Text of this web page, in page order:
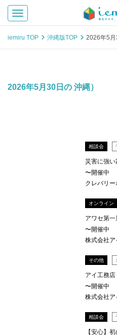
Toggle navigation
iemiru TOP 沖縄版TOP 2026年5月
2026年5月30日の 沖縄）
相談会
災害に強
〜開催中
クレバリ
オンライン
アワセ第
〜開催中
株式会社ア
その他
アイ工務
〜開催中
株式会社ア
相談会
【安心】